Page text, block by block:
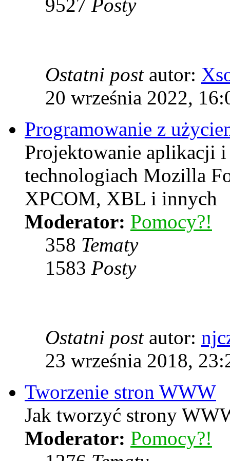
9527 Posty
Ostatni postautor:
20 września 2022,
Programowanie z
Projektowanie aplikacji i
technologiach Mozilla
XPCOM, XBL i innych
Moderator: Pomocy?!
358 Tematy
1583 Posty
Ostatni postautor:
23 września 2018,
Tworzenie stron WWW
Jak tworzyć strony
Moderator: Pomocy?!